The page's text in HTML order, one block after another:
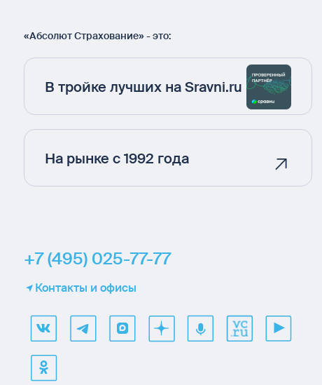
«Абсолют Страхование» - это:
В тройке лучших на Sravni.ru
На рынке с 1992 года
+7 (495) 025-77-77
Контакты и офисы